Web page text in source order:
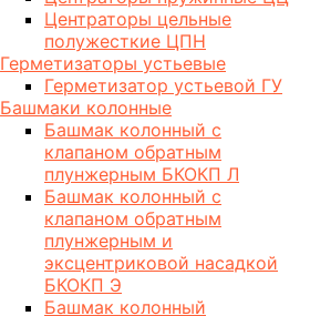
Центраторы цельные
полужесткие ЦПН
Герметизаторы устьевые
Герметизатор устьевой ГУ
Башмаки колонные
Башмак колонный с
клапаном обратным
плунжерным БКОКП Л
Башмак колонный с
клапаном обратным
плунжерным и
эксцентриковой насадкой
БКОКП Э
Башмак колонный